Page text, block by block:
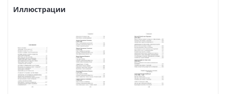
Русский канон» и других, а также полюбившихся школьникам и
2013) — это путеводитель по отечественной классике,
адресованный самой широкой читательской аудитории. Он дает
представление о национальном литературном каноне — от
«Слова о полку Игореве» до авторов конца ХХ века. Настоящее,
уже четвертое, издание дополнено новыми главами —
«Фольклор: от былины до частушки», «Повести Смутного
Иллюстрации